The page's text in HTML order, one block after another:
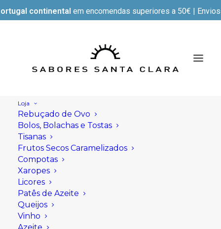
continental em encomendas superiores a 50€ |
Loja
Rebuçado de Ovo
Bolos, Bolachas e Tostas
Tisanas
Frutos Secos Caramelizados
Compotas
Xaropes
Licores
Patês de Azeite
Queijos
Vinho